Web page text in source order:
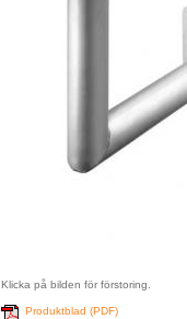
Klicka på bilden för förstoring.
Produktblad (PDF)